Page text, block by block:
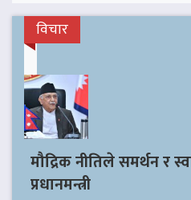
विचार
मौद्रिक नीतिले समर्थन र
प्रधानमन्त्री